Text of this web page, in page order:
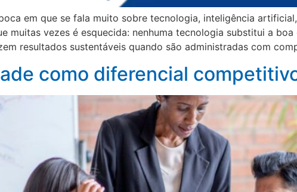
em que se fala muito sobre tecnologia, inteligência
muitas vezes é esquecida: nenhuma tecnologia substitui a
resultados sustentáveis quando são administradas com
como diferencial